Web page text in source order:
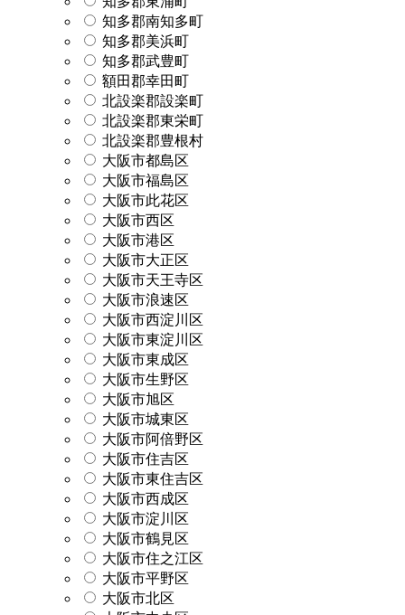
知多郡南知多町
知多郡美浜町
知多郡武豊町
額田郡幸田町
北設楽郡設楽町
北設楽郡東栄町
北設楽郡豊根村
大阪市都島区
大阪市福島区
大阪市此花区
大阪市西区
大阪市港区
大阪市大正区
大阪市天王寺区
大阪市浪速区
大阪市西淀川区
大阪市東淀川区
大阪市東成区
大阪市生野区
大阪市旭区
大阪市城東区
大阪市阿倍野区
大阪市住吉区
大阪市東住吉区
大阪市西成区
大阪市淀川区
大阪市鶴見区
大阪市住之江区
大阪市平野区
大阪市北区